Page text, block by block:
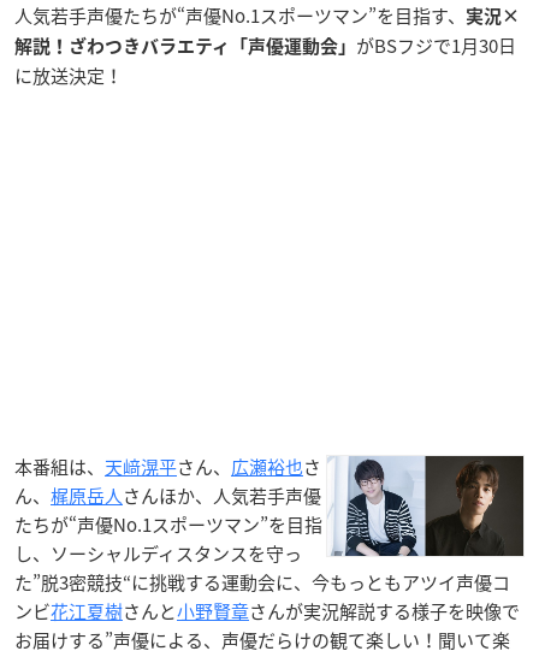
人気若手声優たちが“声優No.1スポーツマン”を目指す、
実況×
解説！ざわつきバラエティ「声優運動会」 がBSフジで1月30日
に放送決定！
本番組は、 天﨑滉平さん、 広瀬裕也さ
ん、 梶原岳人さんほか、人気若手声優
たちが“声優No.1スポーツマン”を目指
し、ソーシャルディスタンスを守っ
た”脱3密競技“に挑戦する運動会に、今もっともアツイ声優コ
ンビ花江夏樹さんと小野賢章さんが実況解説する様子を映像で
お届けする”声優による、声優だらけの観て楽しい！聞いて楽